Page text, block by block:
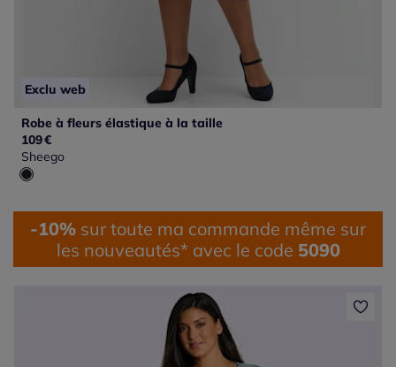
Exclu web
Robe à fleurs élastique à la taille
109€
Sheego
-10% sur toute ma commande même sur
les nouveautés* avec le code 5090